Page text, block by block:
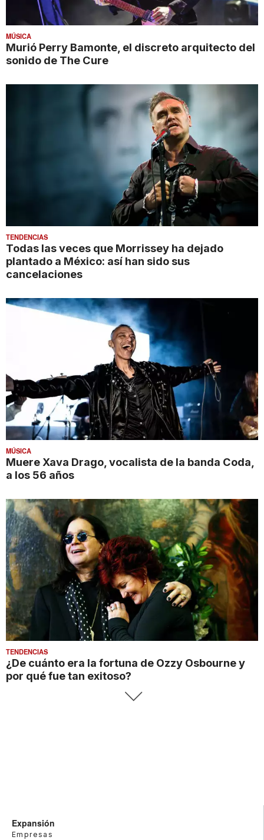
MÚSICA
Murió Perry Bamonte, el discreto arquitecto del
sonido de The Cure
TENDENCIAS
Todas las veces que Morrissey ha dejado
plantado a México: así han sido sus
cancelaciones
MÚSICA
Muere Xava Drago, vocalista de la banda Coda,
a los 56 años
TENDENCIAS
¿De cuánto era la fortuna de Ozzy Osbourne y
por qué fue tan exitoso?
Expansión
Empresas